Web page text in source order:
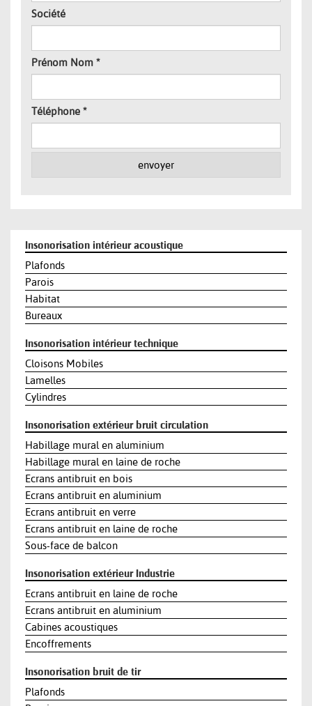
Société
Prénom Nom *
Téléphone *
envoyer
Insonorisation intérieur acoustique
Plafonds
Parois
Habitat
Bureaux
Insonorisation intérieur technique
Cloisons Mobiles
Lamelles
Cylindres
Insonorisation extérieur bruit circulation
Habillage mural en aluminium
Habillage mural en laine de roche
Ecrans antibruit en bois
Ecrans antibruit en aluminium
Ecrans antibruit en verre
Ecrans antibruit en laine de roche
Sous-face de balcon
Insonorisation extérieur Industrie
Ecrans antibruit en laine de roche
Ecrans antibruit en aluminium
Cabines acoustiques
Encoffrements
Insonorisation bruit de tir
Plafonds